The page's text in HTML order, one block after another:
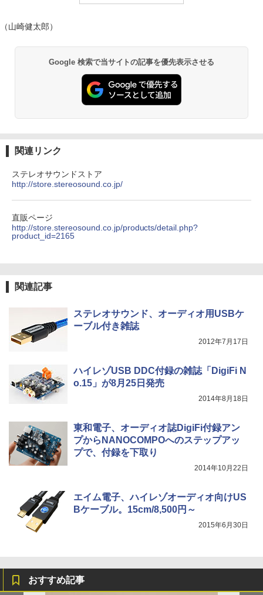
（山崎健太郎）
Google 検索で当サイトの記事を優先表示させる
関連リンク
ステレオサウンドストア
http://store.stereosound.co.jp/
直販ページ
http://store.stereosound.co.jp/products/detail.php?
product_id=2165
関連記事
ステレオサウンド、オーディオ用USBケ
ーブル付き雑誌
2012年7月17日
ハイレゾUSB DDC付録の雑誌「DigiFi N
o.15」が8月25日発売
2014年8月18日
東和電子、オーディオ誌DigiFi付録アン
プからNANOCOMPOへのステップアッ
プで、付録を下取り
2014年10月22日
エイム電子、ハイレゾオーディオ向けUS
Bケーブル。15cm/8,500円～
2015年6月30日
おすすめ記事